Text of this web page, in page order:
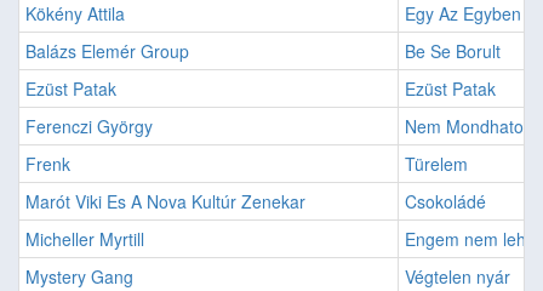
Kökény Attila
Egy Az Egyben
Balázs Elemér Group
Be Se Borult
Ezüst Patak
Ezüst Patak
Ferenczi György
Nem Mondhatom
Frenk
Türelem
Marót Viki Es A Nova Kultúr Zenekar
Csokoládé
Micheller Myrtill
Engem nem
Mystery Gang
Végtelen nyár